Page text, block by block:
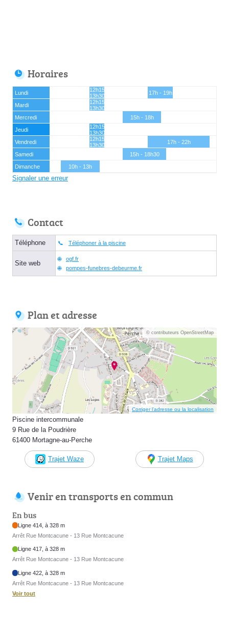
Horaires
Lundi
12h15 -
13h30
17h - 19h
Mardi
12h15 -
13h30
Mercredi
15h - 18h
Jeudi
12h15 -
13h30
Vendredi
12h15 -
13h30
17h - 22h
Samedi
15h - 18h30
Dimanche
10h - 13h
Signaler une erreur
Contact
Téléphone Téléphoner à la piscine
Site web
ogf.fr
pompes-funebres-debeurme.fr
Plan et adresse
© contributeurs OpenStreetMap
Corriger l’adresse ou la localisation
Piscine intercommunale
9 Rue de la Poudrière
61400 Mortagne-au-Perche
Trajet Waze Trajet Maps
Venir en transports en commun
En bus
Ligne 414, à 328 m
Arrêt Rue Montcacune - 13 Rue Montcacune
Ligne 417, à 328 m
Arrêt Rue Montcacune - 13 Rue Montcacune
Ligne 422, à 328 m
Arrêt Rue Montcacune - 13 Rue Montcacune
Voir tout